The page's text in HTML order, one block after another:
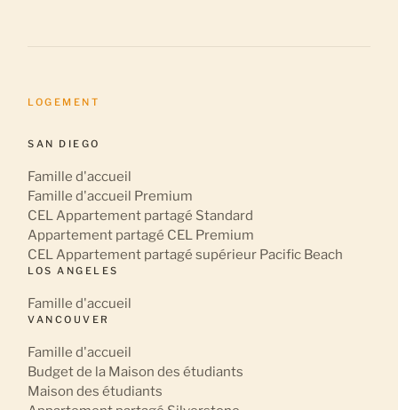
LOGEMENT
SAN DIEGO
Famille d'accueil
Famille d'accueil Premium
CEL Appartement partagé Standard
Appartement partagé CEL Premium
CEL Appartement partagé supérieur Pacific Beach
LOS ANGELES
Famille d'accueil
VANCOUVER
Famille d'accueil
Budget de la Maison des étudiants
Maison des étudiants